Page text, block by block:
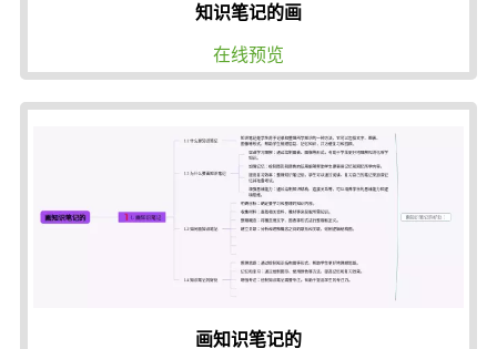
知识笔记的画
在线预览
画知识笔记的